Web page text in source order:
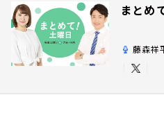
まとめ
藤森祥